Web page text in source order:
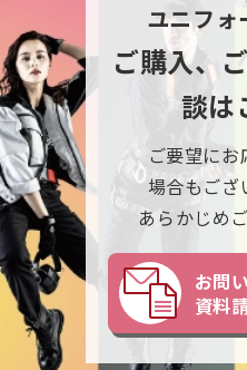
ユニフォ
ご購入、
談は
ご要望に
場合もござ
あらかじめ
お問
資料